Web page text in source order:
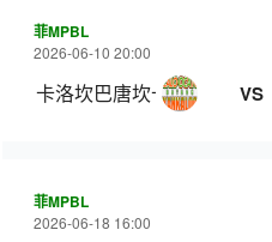
菲MPBL
2026-06-10 20:00
卡洛坎巴唐坎卡洛 VS
菲MPBL
2026-06-18 16:00